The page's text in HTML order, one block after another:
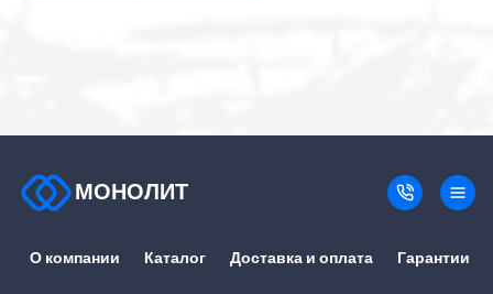
МОНОЛИТ
О компании Каталог Доставка и оплата Гарантии